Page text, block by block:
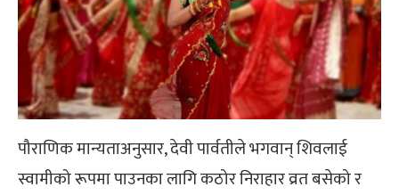
पौराणिक मान्यताअनुसार, देवी पार्वतीले भगवान् शिवलाई
स्वामीको रूपमा पाउनका लागि कठोर निराहार व्रत बसेको र